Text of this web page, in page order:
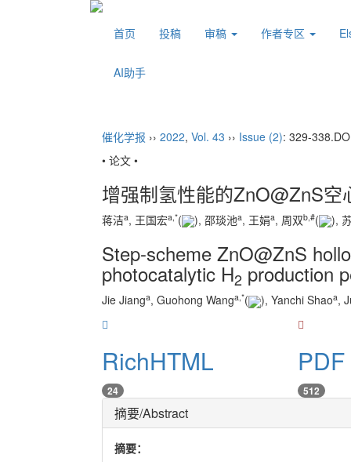
首页 投稿 审稿 作者专区
AI助手
催化学报 ›› 2022, Vol. 43 ›› Issue (2): 329-338.
• 论文 •
增强制氢性能的ZnO@ZnS
蒋洁a, 王国宏a *( ), 邵琰池a, 王娟a, 周双b #( ),
Step-scheme ZnO@ZnS
photocatalytic H2 production
Jie Jianga, Guohong Wanga,*( ), Yanchi Shaoa,
RichHTML
24
PDF
512
摘要/Abstract
摘要：